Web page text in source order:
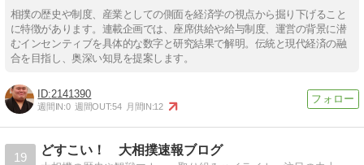
相撲の歴史や制度、産業としての側面を経済学の視点から掘り下げること
に特徴があります。連載企画では、座席供給や給与制度、運営の背景に潜
むインセンティブを具体的な数字と研究結果で解明。伝統と現代経済の融
合を目指し、奥深い知見を提案します。
2141390
週間IN:0 週間OUT:54 月間IN:12
19
どすこい！ 大相撲速報ブログ